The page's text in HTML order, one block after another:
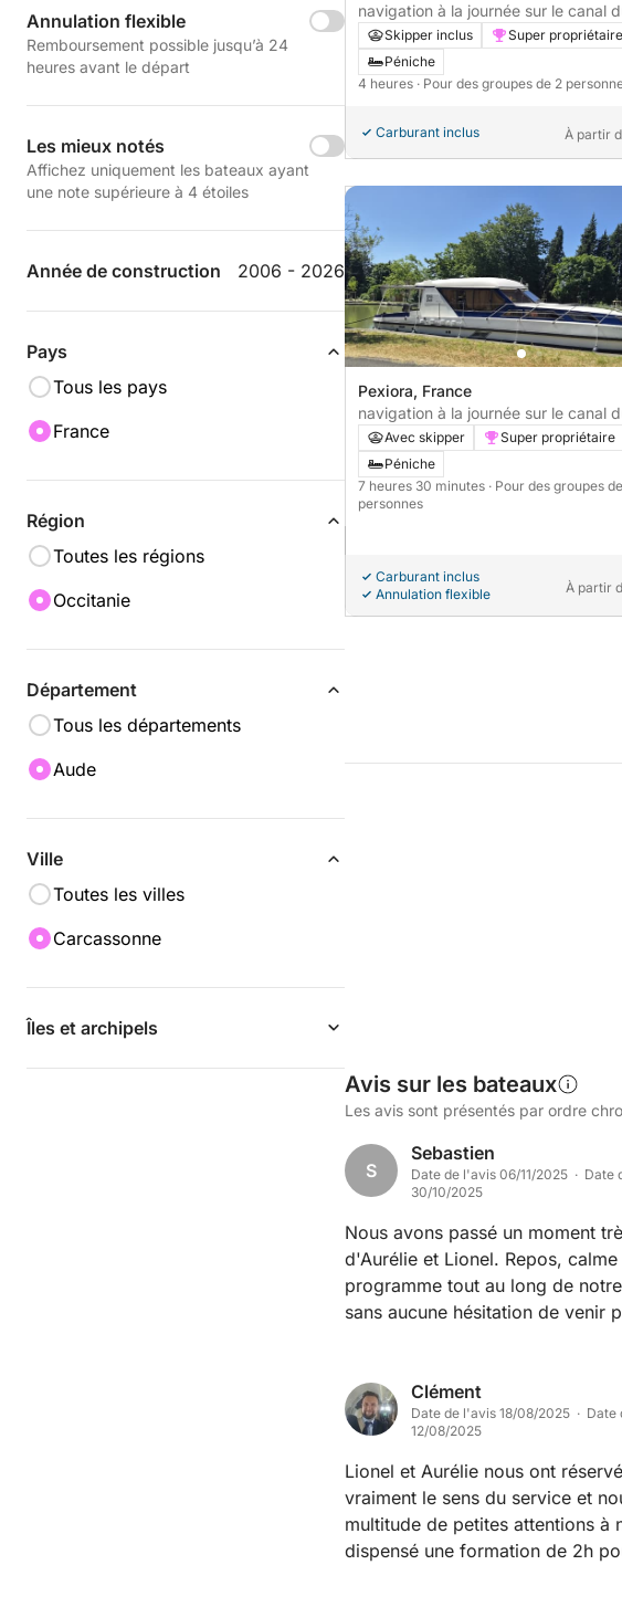
Annulation flexible
Remboursement possible jusqu’à 24
heures avant le départ
Les mieux notés
Affichez uniquement les bateaux ayant
une note supérieure à 4 étoiles
Année de construction 2006 - 2026
Pays
Tous les pays
France
Région
Toutes les régions
Occitanie
Département
Tous les départements
Aude
Ville
Toutes les villes
Carcassonne
Îles et archipels
navigation à la journée sur le canal
Skipper inclus
Super propriétaire
Péniche
4 heures · Pour des groupes de 2
Carburant inclus À partir
Pexiora, France
navigation à la journée sur le canal
Avec skipper
Super propriétaire
Péniche
7 heures 30 minutes · Pour des groupes
personnes
Carburant inclus
Annulation flexible
À partir
Avis sur les bateaux
Les avis sont présentés par ordre
S
Sebastien
Date de l'avis 06/11/2025 · Date
30/10/2025
Nous avons passé un moment
d'Aurélie et Lionel. Repos,
programme tout au long de
sans aucune hésitation de venir
Clément
Date de l'avis 18/08/2025 · Date
12/08/2025
Lionel et Aurélie nous ont
vraiment le sens du service et
multitude de petites attentions à
dispensé une formation de 2h